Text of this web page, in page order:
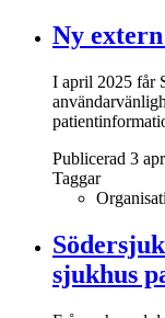
Ny
I april 2025 får
Publicerad 3
Taggar
sjukhus